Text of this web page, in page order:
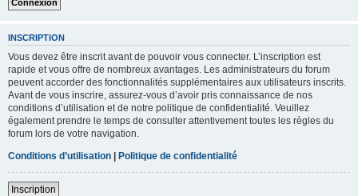
INSCRIPTION
Vous devez être inscrit avant de pouvoir vous connecter. L’inscription est
rapide et vous offre de nombreux avantages. Les administrateurs du forum
peuvent accorder des fonctionnalités supplémentaires aux utilisateurs inscrits.
Avant de vous inscrire, assurez-vous d’avoir pris connaissance de nos
conditions d’utilisation et de notre politique de confidentialité. Veuillez
également prendre le temps de consulter attentivement toutes les règles du
forum lors de votre navigation.
Conditions d’utilisation | Politique de confidentialité
Inscription